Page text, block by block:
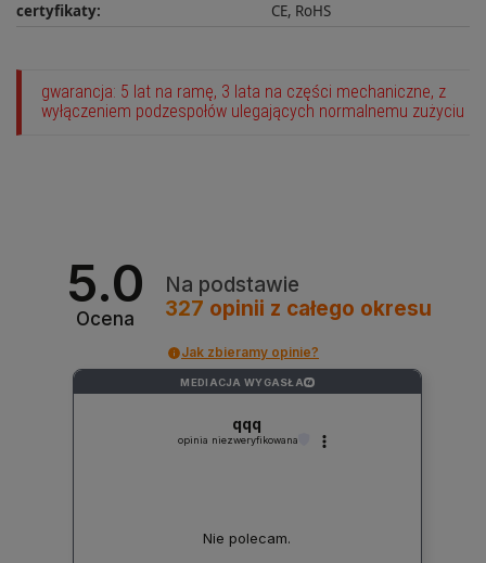
certyfikaty: CE, RoHS
gwarancja: 5 lat na ramę, 3 lata na części mechaniczne, z
wyłączeniem podzespołów ulegających normalnemu zużyciu
5.0
Ocena
Na podstawie
327 opinii z całego okresu
Jak zbieramy opinie?
MEDIACJA WYGASŁA ?
qqq
opinia niezweryfikowana
Nie polecam.